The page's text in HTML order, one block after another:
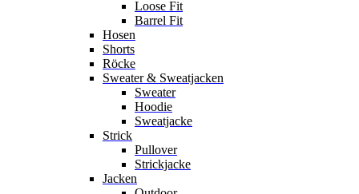
Loose Fit
Barrel Fit
Hosen
Shorts
Röcke
Sweater & Sweatjacken
Sweater
Hoodie
Sweatjacke
Strick
Pullover
Strickjacke
Jacken